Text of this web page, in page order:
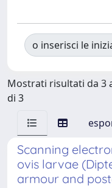
o inserisci le
Mostrati risultati da 3
di 3
Scanning
ovis larvae
armour and